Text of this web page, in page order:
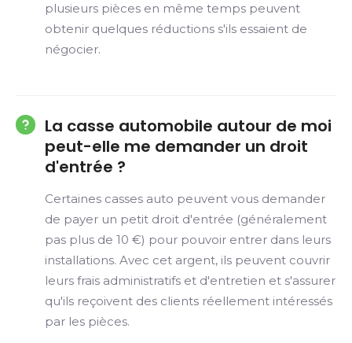
plusieurs pièces en même temps peuvent
obtenir quelques réductions s'ils essaient de
négocier.
La casse automobile autour de moi
peut-elle me demander un droit
d'entrée ?
Certaines casses auto peuvent vous demander
de payer un petit droit d'entrée (généralement
pas plus de 10 €) pour pouvoir entrer dans leurs
installations. Avec cet argent, ils peuvent couvrir
leurs frais administratifs et d'entretien et s'assurer
qu'ils reçoivent des clients réellement intéressés
par les pièces.